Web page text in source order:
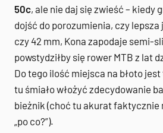
50c, ale nie daj się zwieść – kiedy
dojść do porozumienia, czy
czy 42 mm, Kona zapodaje semi-
powstydziłby się rower MTB z lat
Do tego ilość miejsca na błoto
tu śmiało włożyć zdecydowanie
bieżnik (choć tu akurat faktycznie
„po co?”).